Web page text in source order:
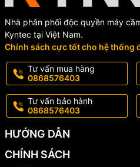
Nhà phân phối độc quyền máy
Kyntec tại Việt Nam.
Chính sách cực tốt cho hệ thống
Tư vấn mua hàng
0868576403
Tư vấn bảo hành
0868576403
HƯỚNG DẪN
CHÍNH SÁCH